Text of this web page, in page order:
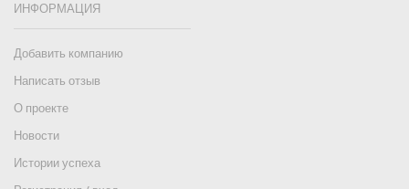
ИНФОРМАЦИЯ
Добавить компанию
Написать отзыв
О проекте
Новости
Истории успеха